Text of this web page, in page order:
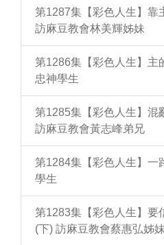
第1287集【彩色人生】靠
訪麻豆教會林美輝姊妹
第1286集【彩色人生】主
忠神學生
第1285集【彩色人生】混
訪麻豆教會黃志峰弟兄
第1284集【彩色人生】一
學生
第1283集【彩色人生】要
(下) 訪麻豆教會蔡惠弘姊妹